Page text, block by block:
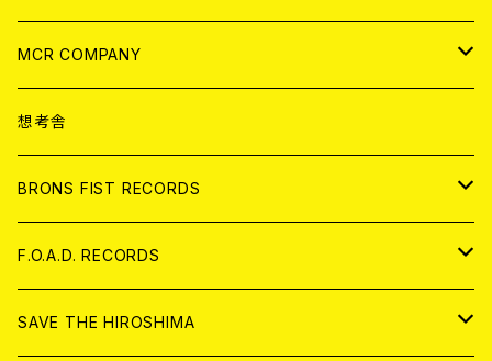
ANALOG
CD
ANALOG
MCR COMPANY
CD
アパレル
ANALOG
想考舎
BRONS FIST RECORDS
CD
ANALOG
F.O.A.D. RECORDS
CD
SAVE THE HIROSHIMA